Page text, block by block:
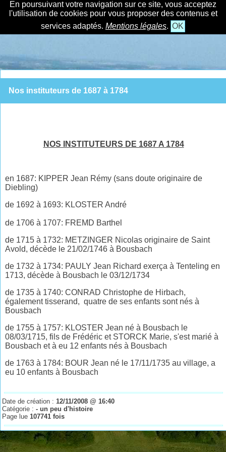
En poursuivant votre navigation sur ce site, vous acceptez
l'utilisation de cookies pour vous proposer des contenus et
services adaptés. Mentions légales. OK
Nos instituteurs de 1687 à 1784
NOS INSTITUTEURS DE 1687 A 1784
en 1687: KIPPER Jean Rémy (sans doute originaire de
Diebling)
de 1692 à 1693: KLOSTER André
de 1706 à 1707: FREMD Barthel
de 1715 à 1732: METZINGER Nicolas originaire de Saint
Avold, décède le 21/02/1746 à Bousbach
de 1732 à 1734: PAULY Jean Richard exerça à Tenteling en
1713, décède à Bousbach le 03/12/1734
de 1735 à 1740: CONRAD Christophe de Hirbach,
également tisserand, quatre de ses enfants sont nés à
Bousbach
de 1755 à 1757: KLOSTER Jean né à Bousbach le
08/03/1715, fils de Frédéric et STORCK Marie, s'est marié à
Bousbach et à eu 12 enfants nés à Bousbach
de 1763 à 1784: BOUR Jean né le 17/11/1735 au village, a
eu 10 enfants à Bousbach
Date de création :12/11/2008 @ 16:40
Catégorie :- un peu d'histoire
Page lue107741 fois